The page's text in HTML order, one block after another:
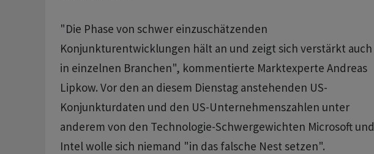
"Die Phase von schwer einzuschätzenden
Konjunkturentwicklungen hält an und zeigt sich verstärkt auch
in einzelnen Branchen", kommentierte Marktexperte Andreas
Lipkow. Vor den an diesem Dienstag anstehenden US-
Konjunkturdaten und den US-Unternehmenszahlen unter
anderem von den Technologie-Schwergewichten Microsoft und
Intel wolle sich niemand "in das falsche Nest setzen".